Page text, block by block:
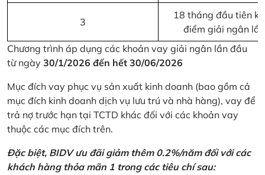
3
18 tháng đầu tiên
điểm giải ngân
Chương trình áp dụng các khoản vay giải ngân lần đầu
từ ngày 30/1/2026 đến hết 30/06/2026
Mục đích vay phục vụ sản xuất kinh doanh (bao gồm cả
mục đích kinh doanh dịch vụ lưu trú và nhà hàng), vay để
trả nợ trước hạn tại TCTD khác đối với các khoản vay
thuộc các mục đích trên.
Đặc biệt, BIDV ưu đãi giảm thêm 0.2%/năm đối với các
khách hàng thỏa mãn 1 trong các tiêu chí sau: